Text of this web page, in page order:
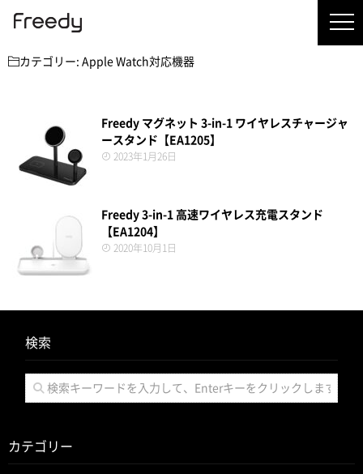
カテゴリー: Apple Watch対応機器
Freedy マグネット 3-in-1 ワイヤレスチャージャ
ースタンド【EA1205】
2023年1月26日
Freedy 3-in-1 高速ワイヤレス充電スタンド
【EA1204】
2020年10月1日
検索
カテゴリー